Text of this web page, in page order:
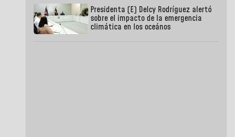
Presidenta (E) Delcy Rodríguez alertó
sobre el impacto de la emergencia
climática en los oceános